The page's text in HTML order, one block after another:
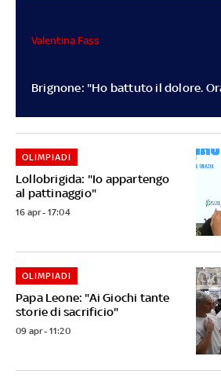
Brignone: "Ho battuto il dolore.
Valentina Fass
Lollobrigida: "Io appartengo
al pattinaggio"
OLIMPIADI
16 apr - 17:04
Papa Leone: "Ai Giochi tante
storie di sacrificio"
OLIMPIADI
09 apr - 11:20